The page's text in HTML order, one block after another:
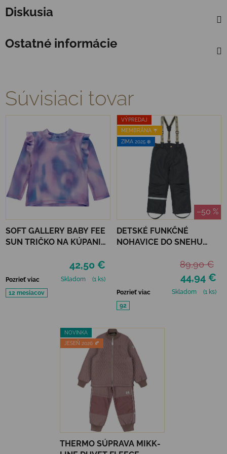
Diskusia
Ostatné informácie
Súvisiaci tovar
SOFT GALLERY BABY FEE
SUN TRIČKO NA KÚPANIE
42,50 €
Pozrieť viac Skladom
(1 ks)
12 mesiacov
VÝPREDAJ
MEMBRÁNA ☔️
ZIMA 2025 ❄️
–50 %
DETSKÉ FUNKČNÉ
NOHAVICE DO SNEHU
44,94 €
89,90 €
Pozrieť viac Skladom
(1 ks)
92
NOVINKA
JESEŇ 2026 🍂
THERMO SÚPRAVA MIKK-